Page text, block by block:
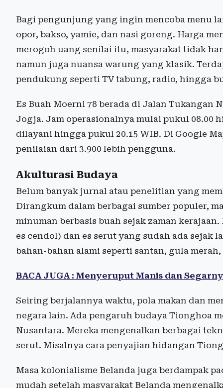
Bagi pengunjung yang ingin mencoba menu
opor, bakso, yamie, dan nasi goreng. Harga
merogoh uang senilai itu, masyarakat tidak
namun juga nuansa warung yang klasik.
pendukung seperti TV tabung, radio, hingga
Es Buah Moerni 78 berada di Jalan Tukangan
Jogja. Jam operasionalnya mulai pukul 08.00
dilayani hingga pukul 20.15 WIB. Di Google
penilaian dari 3.900 lebih pengguna.
Akulturasi Budaya
Belum banyak jurnal atau penelitian yang
Dirangkum dalam berbagai sumber populer,
minuman berbasis buah sejak zaman
es cendol) dan es serut yang sudah ada sejak
bahan-bahan alami seperti santan, gula
BACA JUGA : Menyeruput Manis dan
Seiring berjalannya waktu, pola makan dan
negara lain. Ada pengaruh budaya Tionghoa
Nusantara. Mereka mengenalkan berbagai
serut. Misalnya cara penyajian hidangan
Masa kolonialisme Belanda juga berdampak
mudah setelah masyarakat Belanda